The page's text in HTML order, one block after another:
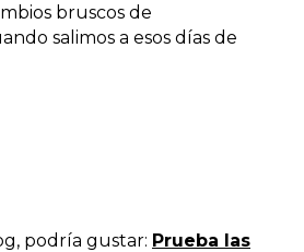
bruscos de
salimos a esos días de
podría gustar: Prueba las